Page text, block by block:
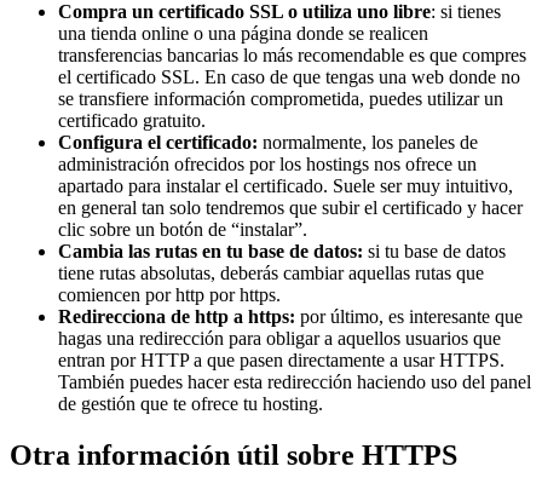
Compra un certificado SSL o utiliza uno libre: si tienes
una tienda online o una página donde se realicen
transferencias bancarias lo más recomendable es que compres
el certificado SSL. En caso de que tengas una web donde no
se transfiere información comprometida, puedes utilizar un
certificado gratuito.
Configura el certificado: normalmente, los paneles de
administración ofrecidos por los hostings nos ofrece un
apartado para instalar el certificado. Suele ser muy intuitivo,
en general tan solo tendremos que subir el certificado y hacer
clic sobre un botón de “instalar”.
Cambia las rutas en tu base de datos: si tu base de datos
tiene rutas absolutas, deberás cambiar aquellas rutas que
comiencen por http por https.
Redirecciona de http a https: por último, es interesante que
hagas una redirección para obligar a aquellos usuarios que
entran por HTTP a que pasen directamente a usar HTTPS.
También puedes hacer esta redirección haciendo uso del panel
de gestión que te ofrece tu hosting.
Otra información útil sobre HTTPS